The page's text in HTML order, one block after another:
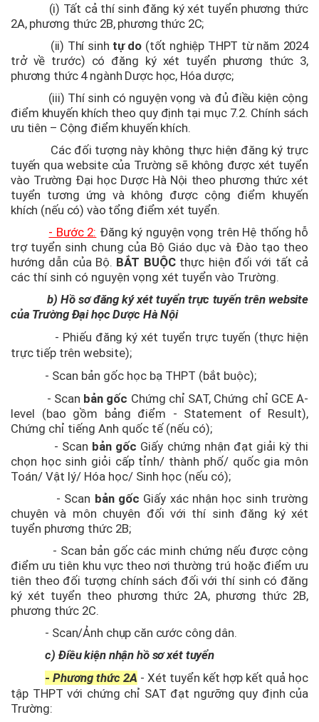
(i) Tất cả thí sinh đăng ký xét tuyển phương thức
2A, phương thức 2B, phương thức 2C;
(ii) Thí sinh tự do (tốt nghiệp THPT từ năm 2024
trở về trước) có đăng ký xét tuyển phương thức 3,
phương thức 4 ngành Dược học, Hóa dược;
(iii) Thí sinh có nguyện vọng và đủ điều kiện cộng
điểm khuyến khích theo quy định tại mục 7.2. Chính sách
ưu tiên – Cộng điểm khuyến khích.
Các đối tượng này không thực hiện đăng ký trực
tuyến qua website của Trường sẽ không được xét tuyển
vào Trường Đại học Dược Hà Nội theo phương thức xét
tuyển tương ứng và không được cộng điểm khuyến
khích (nếu có) vào tổng điểm xét tuyển.
- Bước 2: Đăng ký nguyện vọng trên Hệ thống hỗ
trợ tuyển sinh chung của Bộ Giáo dục và Đào tạo theo
hướng dẫn của Bộ. BẮT BUỘC thực hiện đối với tất cả
các thí sinh có nguyện vọng xét tuyển vào Trường.
b) Hồ sơ đăng ký xét tuyển trực tuyến trên website
của Trường Đại học Dược Hà Nội
- Phiếu đăng ký xét tuyển trực tuyến (thực hiện
trực tiếp trên website);
- Scan bản gốc học bạ THPT (bắt buộc);
- Scan bản gốc Chứng chỉ SAT, Chứng chỉ GCE A-
level (bao gồm bảng điểm - Statement of Result),
Chứng chỉ tiếng Anh quốc tế (nếu có);
- Scan bản gốc Giấy chứng nhận đạt giải kỳ thi
chọn học sinh giỏi cấp tỉnh/ thành phố/ quốc gia môn
Toán/ Vật lý/ Hóa học/ Sinh học (nếu có);
- Scan bản gốc Giấy xác nhận học sinh trường
chuyên và môn chuyên đối với thí sinh đăng ký xét
tuyển phương thức 2B;
- Scan bản gốc các minh chứng nếu được cộng
điểm ưu tiên khu vực theo nơi thường trú hoặc điểm ưu
tiên theo đối tượng chính sách đối với thí sinh có đăng
ký xét tuyển theo phương thức 2A, phương thức 2B,
phương thức 2C.
- Scan/Ảnh chụp căn cước công dân.
c) Điều kiện nhận hồ sơ xét tuyển
- Phương thức 2A - Xét tuyển kết hợp kết quả học
tập THPT với chứng chỉ SAT đạt ngưỡng quy định của
Trường: